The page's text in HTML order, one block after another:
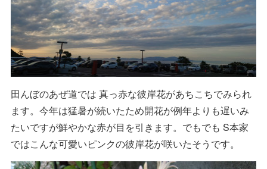
田んぼのあぜ道では 真っ赤な彼岸花があちこちでみられ
ます。今年は猛暑が続いたため開花が例年よりも遅いみ
たいですが鮮やかな赤が目を引きます。でもでも S本家
ではこんな可愛いピンクの彼岸花が咲いたそうです。